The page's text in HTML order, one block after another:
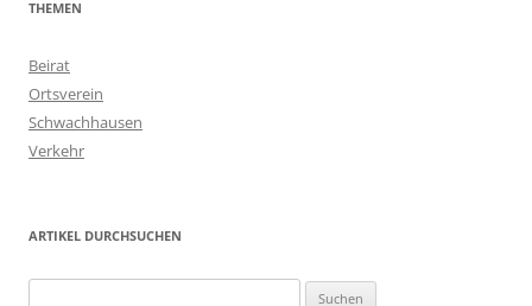
THEMEN
Beirat
Ortsverein
Schwachhausen
Verkehr
ARTIKEL DURCHSUCHEN